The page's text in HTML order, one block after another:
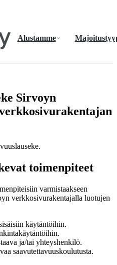
Alustamme
Sirvoyn
toimenpiteet
varmistaakseen
verkkosivurakentajalla luotujen
käytäntöihin.
ja/tai yhteyshenkilö.
saavutettavuuskoulutusta.